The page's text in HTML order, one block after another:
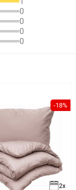
0
0
0
0
-18%
2x